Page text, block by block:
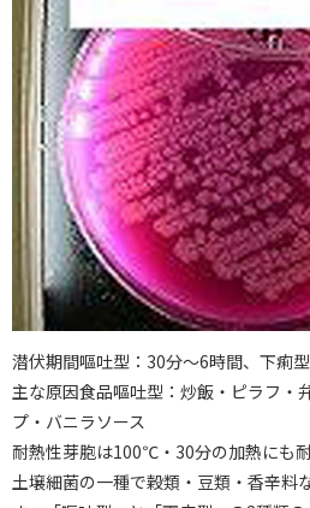
潜伏期間嘔吐型：30分〜6時間、下痢
主な原因食品嘔吐型：炒飯・ピラフ・
プ・バニラソース
耐熱性芽胞は100℃・30分の加熱にも
土壌細菌の一種で穀類・豆類・香辛料